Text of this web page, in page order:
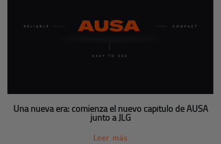
Una nueva era: comienza el nuevo capítulo de AUSA
junto a JLG
Leer más